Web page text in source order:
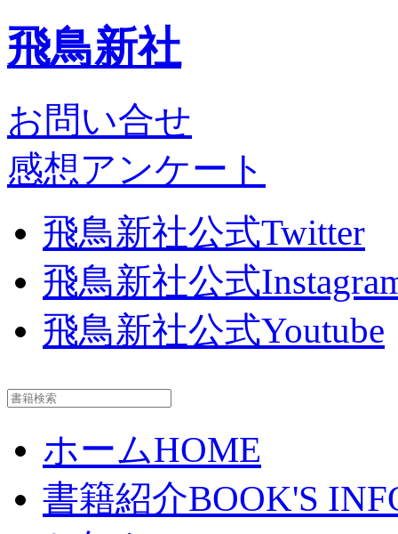
飛鳥新社
お問い合せ
感想アンケート
飛鳥新社公式Twitter
飛鳥新社公式
飛鳥新社公式Youtube
ホームHOME
書籍紹介BOOK'S